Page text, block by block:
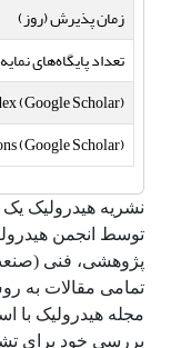
زمان پذیرش (روز)
تعداد پایگاه‌های
(Google Scholar)
(Google Scholar)
نشریه هیدرولیک یک
توسط انجمن
پژوهشی، فنی
تمامی مقالات به
مجله هیدرولیک با
بررسی خود برای